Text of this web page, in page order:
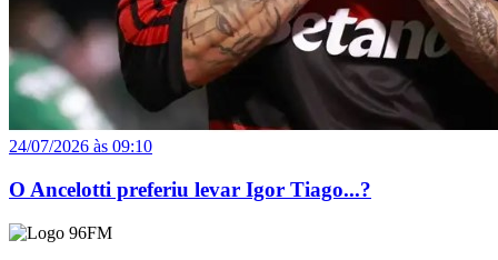
24/07/2026 às 09:10
O Ancelotti preferiu levar Igor Tiago...?